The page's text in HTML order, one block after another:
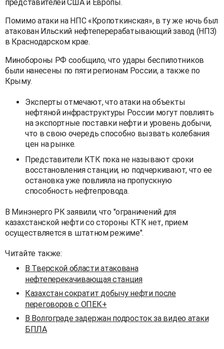
представителей США и Европы.
Помимо атаки на НПС «Кропоткинская», в ту же ночь был
атакован Ильский нефтеперерабатывающий завод (НПЗ)
в Краснодарском крае.
Минобороны РФ сообщило, что удары беспилотников
были нанесены по пяти регионам России, а также по
Крыму.
Эксперты отмечают, что атаки на объекты
нефтяной инфраструктуры России могут повлиять
на экспортные поставки нефти и уровень добычи,
что в свою очередь способно вызвать колебания
цен на рынке.
Представители КТК пока не называют сроки
восстановления станции, но подчеркивают, что ее
остановка уже повлияла на пропускную
способность нефтепровода.
В Минэнерго РК заявили, что "ограничений для
казахстанской нефти со стороны КТК нет, прием
осуществляется в штатном режиме".
Читайте также:
В Тверской области атакована
нефтеперекачивающая станция
Казахстан сократит добычу нефти после
переговоров с ОПЕК+
В Волгограде задержан подросток за видео атаки
БПЛА